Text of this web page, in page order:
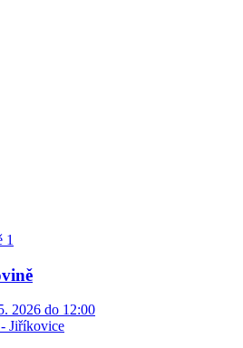
2026 do 12:00
Jiříkovice